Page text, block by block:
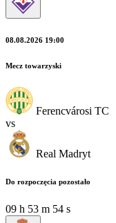
08.08.2026 19:00
Mecz towarzyski
Ferencvárosi TC
vs
Real Madryt
Do rozpoczęcia pozostało
09 h 53 m 52 s